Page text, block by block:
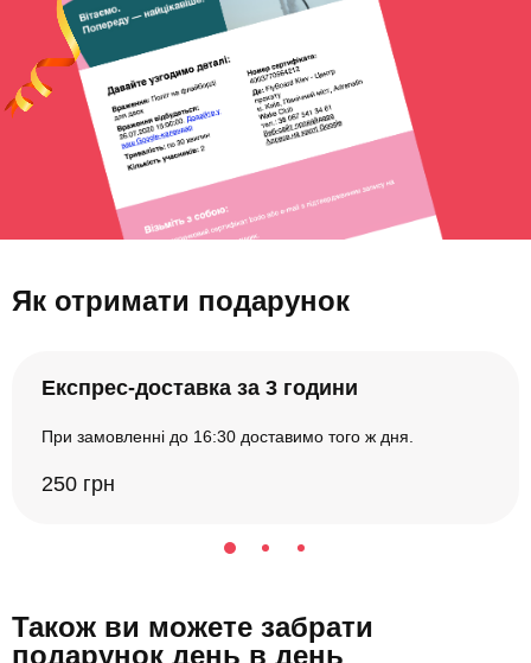
Як отримати подарунок
Експрес-доставка за 3 години
При замовленні до 16:30 доставимо того ж дня.
250 грн
Також ви можете забрати
подарунок день в день